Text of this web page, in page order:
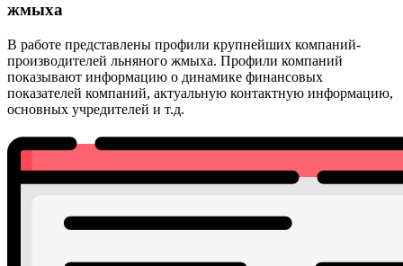
жмыха
В работе представлены профили крупнейших компаний-
производителей льняного жмыха. Профили компаний
показывают информацию о динамике финансовых
показателей компаний, актуальную контактную информацию,
основных учредителей и т.д.